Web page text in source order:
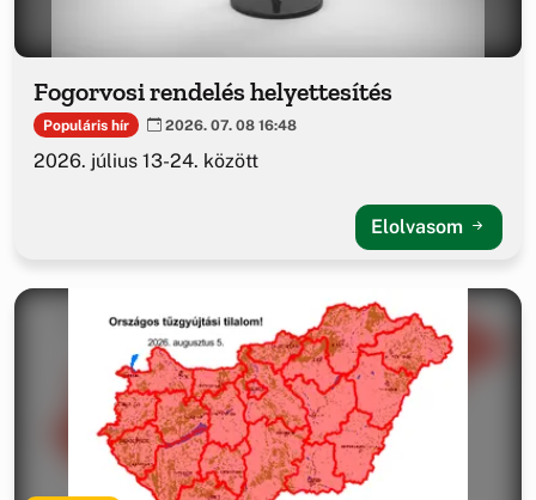
Fogorvosi rendelés helyettesítés
Populáris hír 2026. 07. 08 16:48
2026. július 13-24. között
Elolvasom